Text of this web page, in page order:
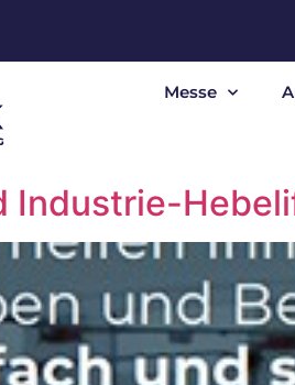
Messe
Industrie-